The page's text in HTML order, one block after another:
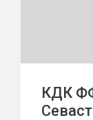
КДК